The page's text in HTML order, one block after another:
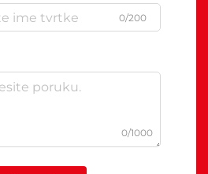
0/200
0/1000